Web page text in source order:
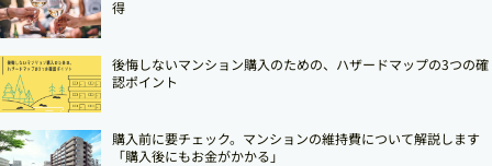
得
後悔しないマンション購入のための、ハザードマップの3つの確
認ポイント
購入前に要チェック。マンションの維持費について解説します
「購入後にもお金がかかる」